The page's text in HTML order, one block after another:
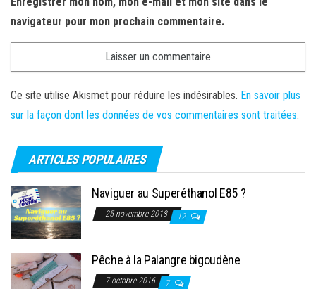
navigateur pour mon prochain commentaire.
Ce site utilise Akismet pour réduire les indésirables. En savoir plus
sur la façon dont les données de vos commentaires sont traitées.
ARTICLES POPULAIRES
Naviguer au Superéthanol E85 ?
25 novembre 2018 12
Pêche à la Palangre bigoudène
7 octobre 2016 7